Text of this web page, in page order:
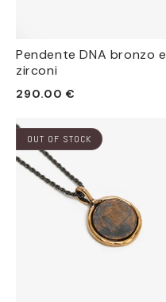
Pendente DNA bronzo e
zirconi
Prezzo
listino
290.00 €
OUT OF STOCK